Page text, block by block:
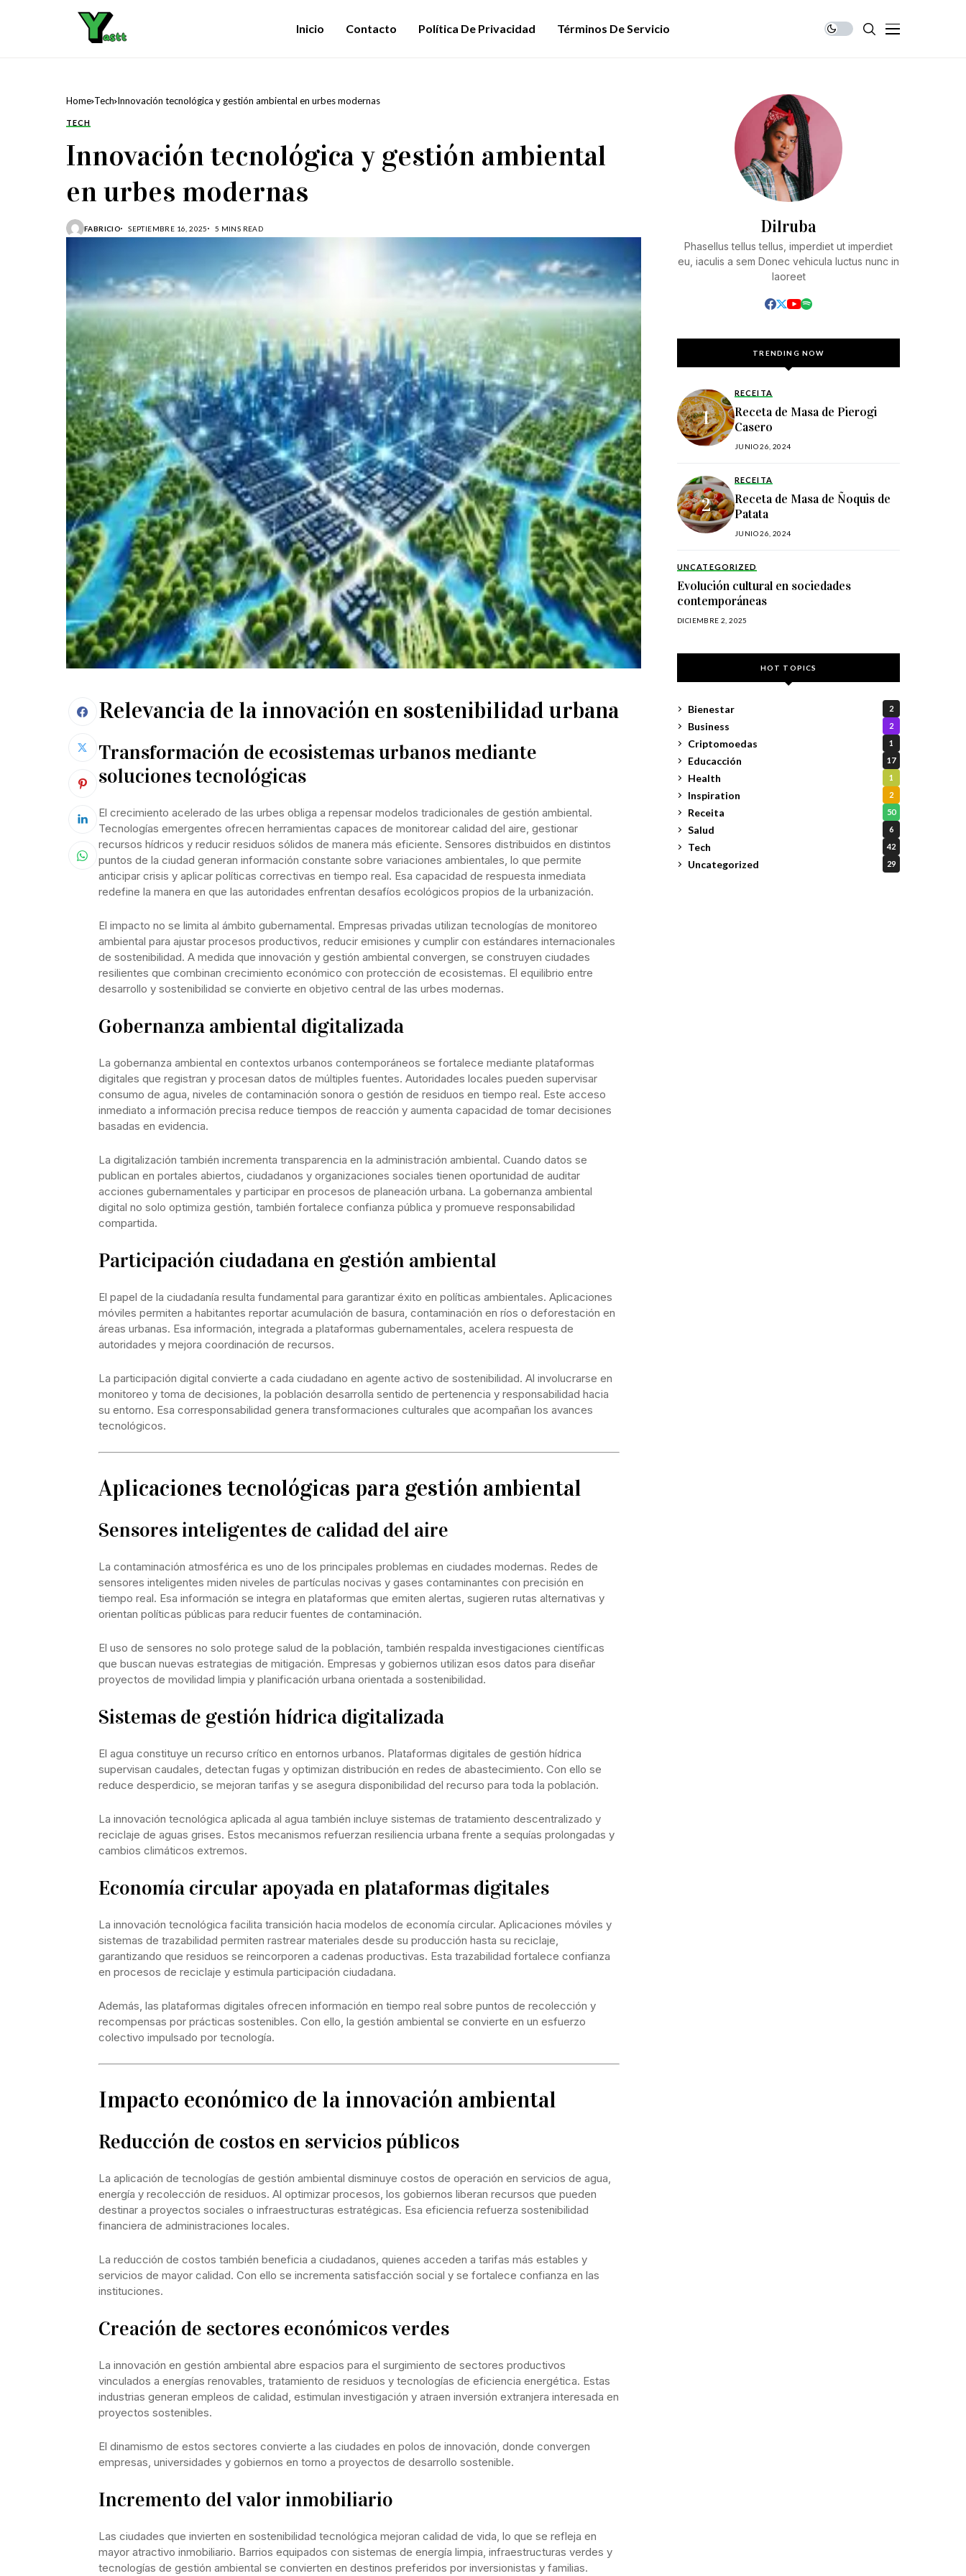
Inicio Contacto Política De Privacidad Términos De Servicio
Home Tech Innovación tecnológica y gestión ambiental en urbes modernas
TECH
Innovación tecnológica y gestión ambiental
en urbes modernas
FABRICIO SEPTIEMBRE 16, 2025 5 MINS READ
Relevancia de la innovación en sostenibilidad urbana
Transformación de ecosistemas urbanos mediante
soluciones tecnológicas
El crecimiento acelerado de las urbes obliga a repensar modelos tradicionales de gestión ambiental.
Tecnologías emergentes ofrecen herramientas capaces de monitorear calidad del aire, gestionar
recursos hídricos y reducir residuos sólidos de manera más eficiente. Sensores distribuidos en distintos
puntos de la ciudad generan información constante sobre variaciones ambientales, lo que permite
anticipar crisis y aplicar políticas correctivas en tiempo real. Esa capacidad de respuesta inmediata
redefine la manera en que las autoridades enfrentan desafíos ecológicos propios de la urbanización.
El impacto no se limita al ámbito gubernamental. Empresas privadas utilizan tecnologías de monitoreo
ambiental para ajustar procesos productivos, reducir emisiones y cumplir con estándares internacionales
de sostenibilidad. A medida que innovación y gestión ambiental convergen, se construyen ciudades
resilientes que combinan crecimiento económico con protección de ecosistemas. El equilibrio entre
desarrollo y sostenibilidad se convierte en objetivo central de las urbes modernas.
Gobernanza ambiental digitalizada
La gobernanza ambiental en contextos urbanos contemporáneos se fortalece mediante plataformas
digitales que registran y procesan datos de múltiples fuentes. Autoridades locales pueden supervisar
consumo de agua, niveles de contaminación sonora o gestión de residuos en tiempo real. Este acceso
inmediato a información precisa reduce tiempos de reacción y aumenta capacidad de tomar decisiones
basadas en evidencia.
La digitalización también incrementa transparencia en la administración ambiental. Cuando datos se
publican en portales abiertos, ciudadanos y organizaciones sociales tienen oportunidad de auditar
acciones gubernamentales y participar en procesos de planeación urbana. La gobernanza ambiental
digital no solo optimiza gestión, también fortalece confianza pública y promueve responsabilidad
compartida.
Participación ciudadana en gestión ambiental
El papel de la ciudadanía resulta fundamental para garantizar éxito en políticas ambientales. Aplicaciones
móviles permiten a habitantes reportar acumulación de basura, contaminación en ríos o deforestación en
áreas urbanas. Esa información, integrada a plataformas gubernamentales, acelera respuesta de
autoridades y mejora coordinación de recursos.
La participación digital convierte a cada ciudadano en agente activo de sostenibilidad. Al involucrarse en
monitoreo y toma de decisiones, la población desarrolla sentido de pertenencia y responsabilidad hacia
su entorno. Esa corresponsabilidad genera transformaciones culturales que acompañan los avances
tecnológicos.
Aplicaciones tecnológicas para gestión ambiental
Sensores inteligentes de calidad del aire
La contaminación atmosférica es uno de los principales problemas en ciudades modernas. Redes de
sensores inteligentes miden niveles de partículas nocivas y gases contaminantes con precisión en
tiempo real. Esa información se integra en plataformas que emiten alertas, sugieren rutas alternativas y
orientan políticas públicas para reducir fuentes de contaminación.
El uso de sensores no solo protege salud de la población, también respalda investigaciones científicas
que buscan nuevas estrategias de mitigación. Empresas y gobiernos utilizan esos datos para diseñar
proyectos de movilidad limpia y planificación urbana orientada a sostenibilidad.
Sistemas de gestión hídrica digitalizada
El agua constituye un recurso crítico en entornos urbanos. Plataformas digitales de gestión hídrica
supervisan caudales, detectan fugas y optimizan distribución en redes de abastecimiento. Con ello se
reduce desperdicio, se mejoran tarifas y se asegura disponibilidad del recurso para toda la población.
La innovación tecnológica aplicada al agua también incluye sistemas de tratamiento descentralizado y
reciclaje de aguas grises. Estos mecanismos refuerzan resiliencia urbana frente a sequías prolongadas y
cambios climáticos extremos.
Economía circular apoyada en plataformas digitales
La innovación tecnológica facilita transición hacia modelos de economía circular. Aplicaciones móviles y
sistemas de trazabilidad permiten rastrear materiales desde su producción hasta su reciclaje,
garantizando que residuos se reincorporen a cadenas productivas. Esta trazabilidad fortalece confianza
en procesos de reciclaje y estimula participación ciudadana.
Además, las plataformas digitales ofrecen información en tiempo real sobre puntos de recolección y
recompensas por prácticas sostenibles. Con ello, la gestión ambiental se convierte en un esfuerzo
colectivo impulsado por tecnología.
Impacto económico de la innovación ambiental
Reducción de costos en servicios públicos
La aplicación de tecnologías de gestión ambiental disminuye costos de operación en servicios de agua,
energía y recolección de residuos. Al optimizar procesos, los gobiernos liberan recursos que pueden
destinar a proyectos sociales o infraestructuras estratégicas. Esa eficiencia refuerza sostenibilidad
financiera de administraciones locales.
La reducción de costos también beneficia a ciudadanos, quienes acceden a tarifas más estables y
servicios de mayor calidad. Con ello se incrementa satisfacción social y se fortalece confianza en las
instituciones.
Creación de sectores económicos verdes
La innovación en gestión ambiental abre espacios para el surgimiento de sectores productivos
vinculados a energías renovables, tratamiento de residuos y tecnologías de eficiencia energética. Estas
industrias generan empleos de calidad, estimulan investigación y atraen inversión extranjera interesada en
proyectos sostenibles.
El dinamismo de estos sectores convierte a las ciudades en polos de innovación, donde convergen
empresas, universidades y gobiernos en torno a proyectos de desarrollo sostenible.
Incremento del valor inmobiliario
Las ciudades que invierten en sostenibilidad tecnológica mejoran calidad de vida, lo que se refleja en
mayor atractivo inmobiliario. Barrios equipados con sistemas de energía limpia, infraestructuras verdes y
tecnologías de gestión ambiental se convierten en destinos preferidos por inversionistas y familias.
Dilruba
Phasellus tellus tellus, imperdiet ut imperdiet
eu, iaculis a sem Donec vehicula luctus nunc in
laoreet
TRENDING NOW
RECEITA
Receta de Masa de Pierogi
Casero
JUNIO 26, 2024
RECEITA
Receta de Masa de Ñoquis de
Patata
JUNIO 26, 2024
UNCATEGORIZED
Evolución cultural en sociedades
contemporáneas
DICIEMBRE 2, 2025
HOT TOPICS
Bienestar 2
Business 2
Criptomoedas 1
Educacción 17
Health 1
Inspiration 2
Receita 50
Salud 6
Tech 42
Uncategorized 29